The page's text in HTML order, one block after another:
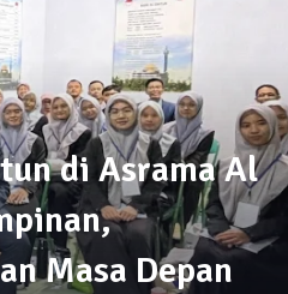
di Asrama Al
Masa Depan